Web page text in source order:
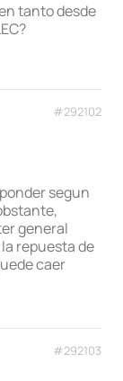
tanto desde
#292102
segun
general
repuesta de
caer
#292103